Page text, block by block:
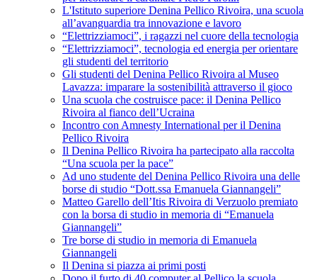
L'Istituto superiore Denina Pellico Rivoira, una scuola
all’avanguardia tra innovazione e lavoro
“Elettrizziamoci”, i ragazzi nel cuore della tecnologia
“Elettrizziamoci”, tecnologia ed energia per orientare
gli studenti del territorio
Gli studenti del Denina Pellico Rivoira al Museo
Lavazza: imparare la sostenibilità attraverso il gioco
Una scuola che costruisce pace: il Denina Pellico
Rivoira al fianco dell’Ucraina
Incontro con Amnesty International per il Denina
Pellico Rivoira
Il Denina Pellico Rivoira ha partecipato alla raccolta
“Una scuola per la pace”
Ad uno studente del Denina Pellico Rivoira una delle
borse di studio “Dott.ssa Emanuela Giannangeli”
Matteo Garello dell’Itis Rivoira di Verzuolo premiato
con la borsa di studio in memoria di “Emanuela
Giannangeli”
Tre borse di studio in memoria di Emanuela
Giannangeli
Il Denina si piazza ai primi posti